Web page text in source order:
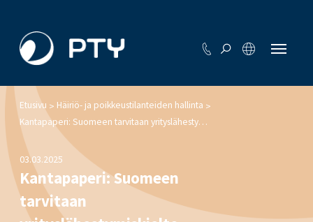
Etusivu > Häiriö- ja poikkeustilanteiden hallinta >
Kantapaperi: Suomeen tarvitaan yrityslähestymiskielto
03.03.2025
Kantapaperi: Suomeen
tarvitaan